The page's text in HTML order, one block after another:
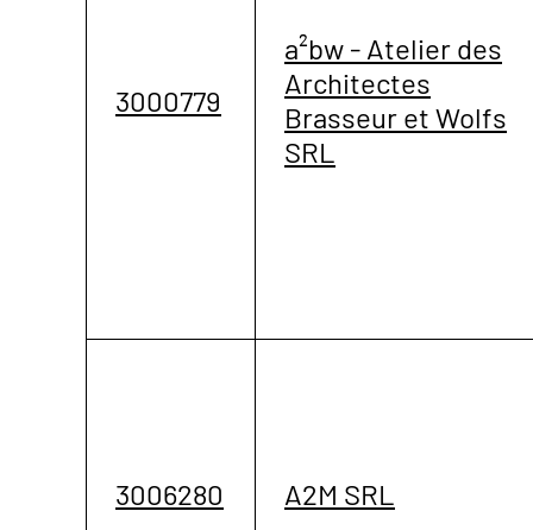
3000779
a²bw - Atelier des
Architectes
Brasseur et Wolfs
SRL
3006280 A2M SRL